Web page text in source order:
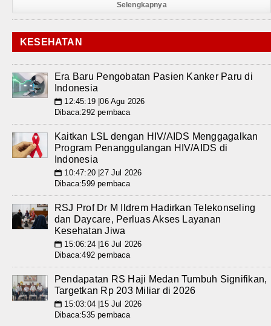
Selengkapnya
KESEHATAN
Era Baru Pengobatan Pasien Kanker Paru di
Indonesia
📅 12:45:19 |06 Agu 2026
Dibaca:292 pembaca
Kaitkan LSL dengan HIV/AIDS Menggagalkan
Program Penanggulangan HIV/AIDS di
Indonesia
📅 10:47:20 |27 Jul 2026
Dibaca:599 pembaca
RSJ Prof Dr M Ildrem Hadirkan Telekonseling
dan Daycare, Perluas Akses Layanan
Kesehatan Jiwa
📅 15:06:24 |16 Jul 2026
Dibaca:492 pembaca
Pendapatan RS Haji Medan Tumbuh Signifikan,
Targetkan Rp 203 Miliar di 2026
📅 15:03:04 |15 Jul 2026
Dibaca:535 pembaca